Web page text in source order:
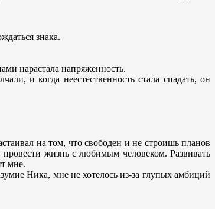
знака.
нарастала напряженность.
и когда неестественность стала спадать, он
на том, что свободен и не строишь планов
жизнь с любимым человеком. Развивать
мне.
Ника, мне не хотелось из-за глупых амбиций